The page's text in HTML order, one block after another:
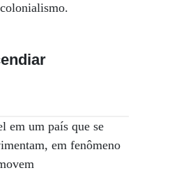
em um país que se
em fenômeno